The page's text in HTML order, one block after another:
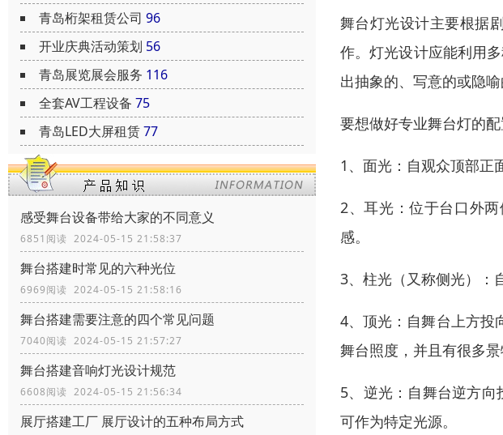
青岛桁架租赁公司 96
开业庆典活动策划 56
青岛展览展会服务 116
全套AV工程设备 75
青岛LED大屏租赁77
感受舞台设备带给大家的不同意义
6851阅读 2024-05-15 21:58:37
舞台搭建时常见的六种光位
6969阅读 2024-05-15 21:58:16
舞台搭建需要注意的四个常见问题
7040阅读 2024-05-15 21:57:27
舞台搭建音响灯光设计规范
6608阅读 2024-05-15 21:56:34
展厅搭建工厂 展厅设计的五种布局方式
舞台灯光设计主要根据
作。灯光设计应能利用
出抽象的、写意的或隐喻
要想做好专业舞台灯的
1、面光：自观众顶部正
2、耳光：位于台口外
感。
3、柱光（又称侧光）：
4、顶光：自舞台上方
舞台照度，并且有很多
5、逆光：自舞台逆方
可作为特定光源。